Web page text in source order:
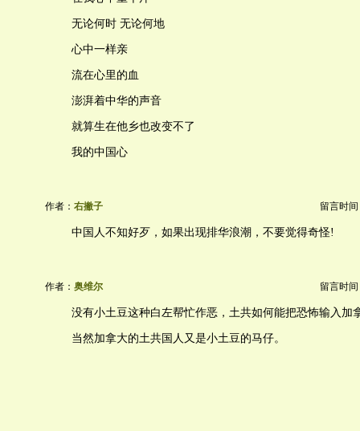
无论何时 无论何地
心中一样亲
流在心里的血
澎湃着中华的声音
就算生在他乡也改变不了
我的中国心
作者： 右撇子 留言时间
中国人不知好歹，如果出现排华浪潮，不要觉得奇怪!
作者： 奥维尔 留言时间
没有小土豆这种白左帮忙作恶，土共如何能把恐怖输入加
当然加拿大的土共国人又是小土豆的马仔。